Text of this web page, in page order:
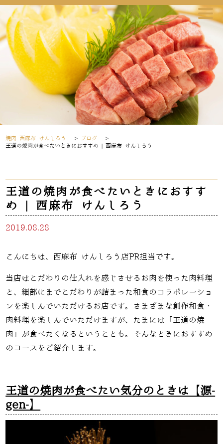
焼肉 西麻布 けんしろう > ブログ
>
王道の焼肉が食べたいときにおすすめ | 西麻布 けんしろう
王道の焼肉が食べたいときにおすす
め | 西麻布 けんしろう
2019.08.28
こんにちは、西麻布 けんしろう店PR担当です。
当店はこだわりの仕入れを感じさせるお肉を使った肉料理
と、細部にまでこだわりが詰まった和食のコラボレーショ
ンを楽しんでいただけるお店です。さまざまな創作和食・
肉料理を楽しんでいただけますが、たまには「王道の焼
肉」が食べたくなるということも。そんなときにおすすめ
のコースをご紹介します。
王道の焼肉が食べたい気分のときは【源-
gen-】